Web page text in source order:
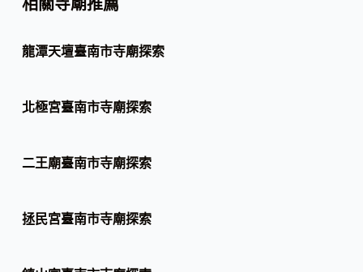
相關寺廟推薦
龍潭天壇臺南市寺廟探索
北極宮臺南市寺廟探索
二王廟臺南市寺廟探索
拯民宮臺南市寺廟探索